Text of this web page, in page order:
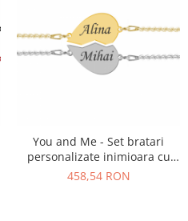
You and Me - Set bratari
personalizate inimioara cu
nume pentru cuplu din argint
458,54 RON